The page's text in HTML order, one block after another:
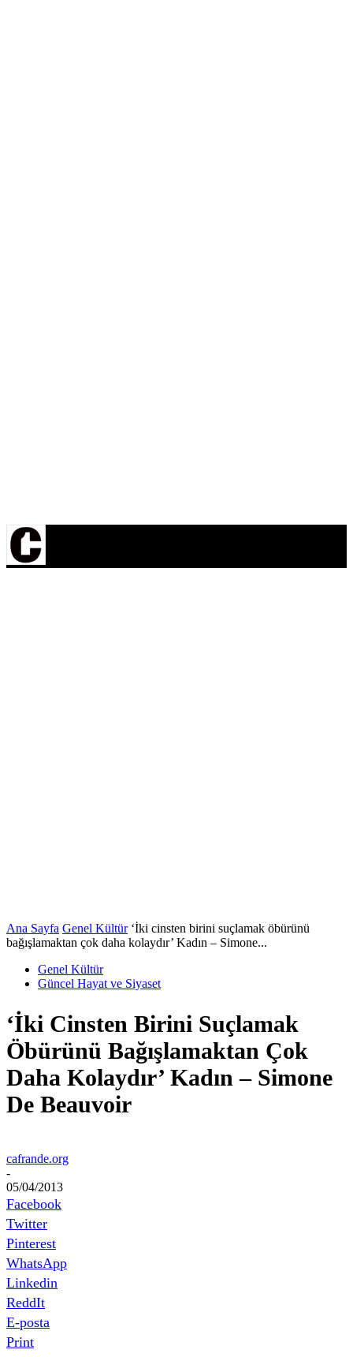
Ana Sayfa Genel Kültür ‘İki cinsten birini suçlamak öbürünü
bağışlamaktan çok daha kolaydır’ Kadın – Simone...
Genel Kültür
Güncel Hayat ve Siyaset
‘İki Cinsten Birini Suçlamak
Öbürünü Bağışlamaktan Çok
Daha Kolaydır’ Kadın – Simone
De Beauvoir
cafrande.org
-
05/04/2013
Facebook
Twitter
Pinterest
WhatsApp
Linkedin
ReddIt
E-posta
Print